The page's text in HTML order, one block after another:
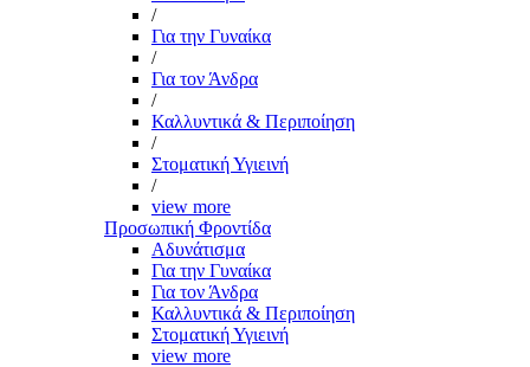
/
Για την Γυναίκα
/
Για τον Άνδρα
/
Καλλυντικά & Περιποίηση
/
Στοματική Υγιεινή
/
view more
Προσωπική Φροντίδα
Αδυνάτισμα
Για την Γυναίκα
Για τον Άνδρα
Καλλυντικά & Περιποίηση
Στοματική Υγιεινή
view more